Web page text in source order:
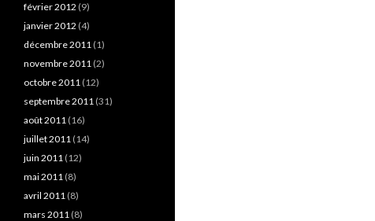
février 2012 (9)
janvier 2012 (4)
décembre 2011 (1)
novembre 2011 (2)
octobre 2011 (12)
septembre 2011 (31)
août 2011 (16)
juillet 2011 (14)
juin 2011 (12)
mai 2011 (8)
avril 2011 (8)
mars 2011 (8)